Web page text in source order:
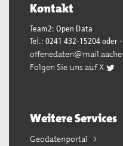
Kontakt
Team2: Open Data
Tel.: 0241 432-15204 oder
Folgen Sie uns auf X
Weitere Services
Geodatenportal